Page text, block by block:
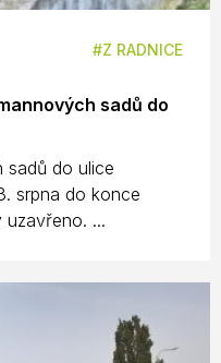
Z RADNICE
sadů do
sadů do ulice
srpna do konce
...